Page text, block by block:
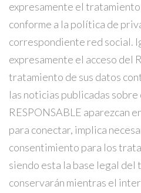
expresamente el
conforme a la política de
correspondiente red social.
expresamente el acceso del
tratamiento de sus datos
las noticias publicadas
RESPONSABLE aparezcan
para conectar, implica
consentimiento para los
siendo esta la base legal del
conservarán mientras el